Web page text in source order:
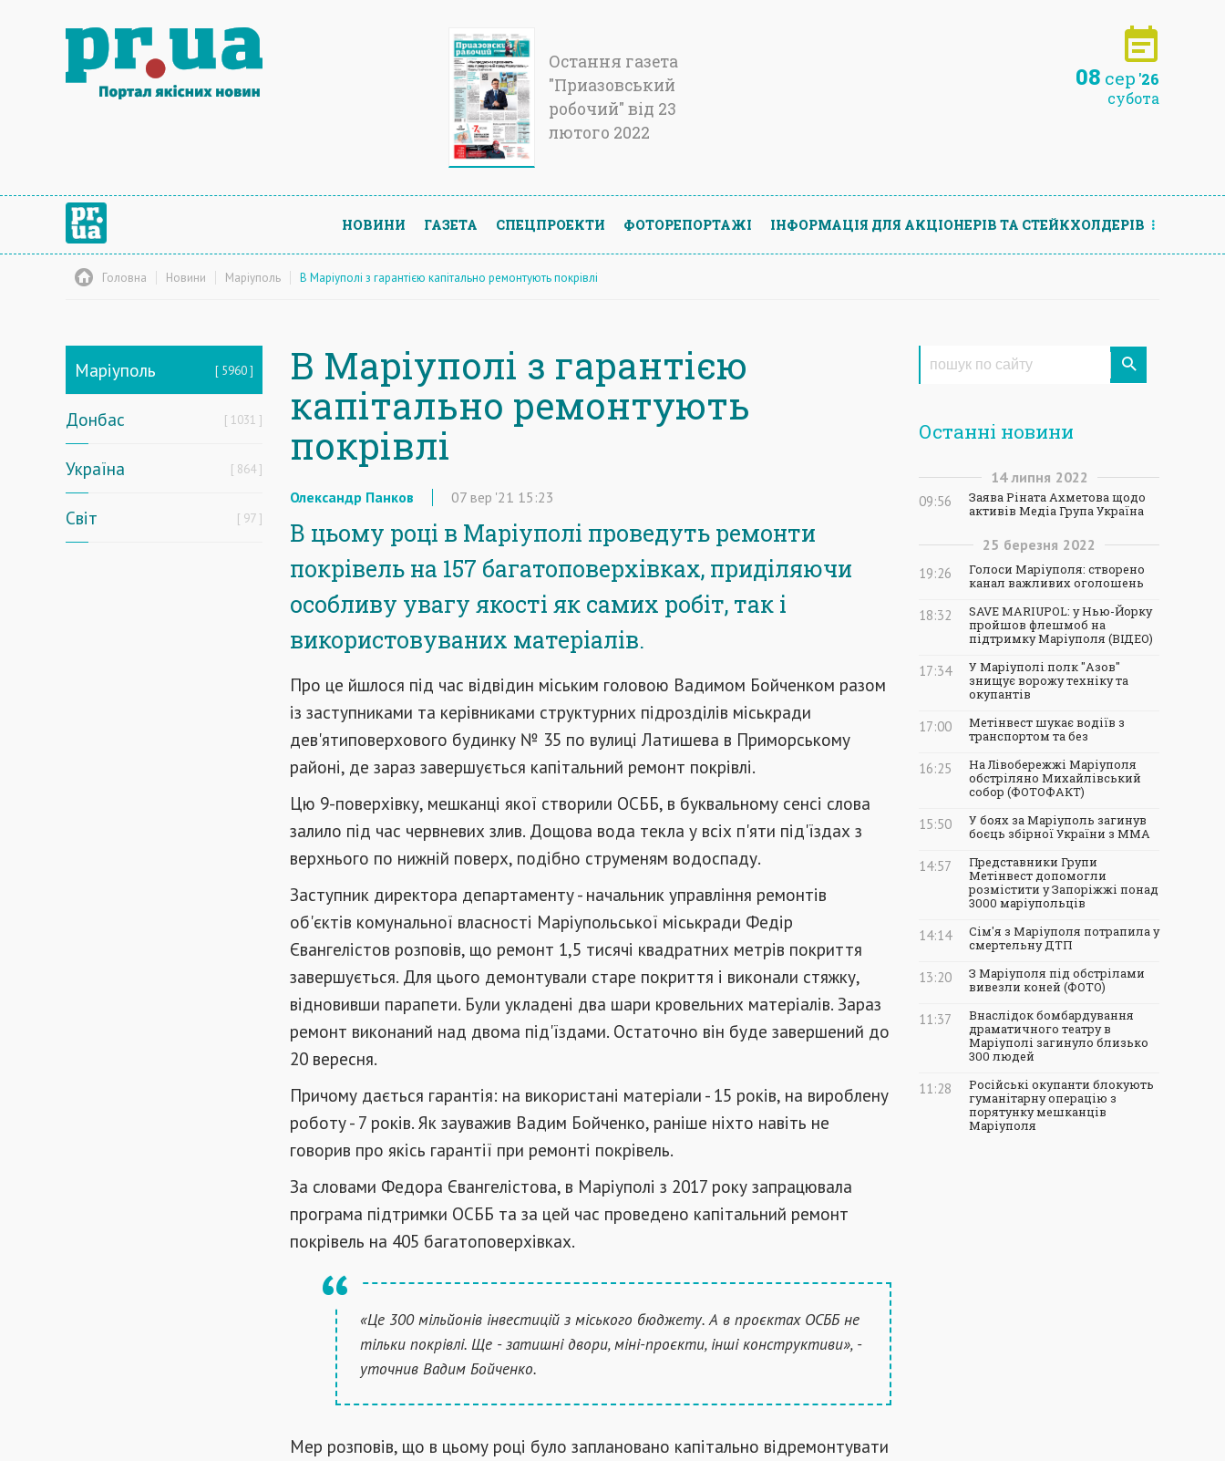
Остання газета
"Приазовський
робочий" від 23
лютого 2022
08 сер '26
субота
НОВИНИ ГАЗЕТА СПЕЦПРОЕКТИ ФОТОРЕПОРТАЖІ ІНФОРМАЦIЯ ДЛЯ АКЦIОНЕРIВ ТА СТЕЙКХОЛДЕРIВ
Головна Новини Маріуполь В Маріуполі з гарантією капітально ремонтують покрівлі
Маріуполь 5960
Донбас 1031
Україна 864
Світ 97
В Маріуполі з гарантією
капітально ремонтують
покрівлі
Олександр Панков 07 вер '21 15:23
В цьому році в Маріуполі проведуть ремонти
покрівель на 157 багатоповерхівках, приділяючи
особливу увагу якості як самих робіт, так і
використовуваних матеріалів.
Про це йшлося під час відвідин міським головою Вадимом Бойченком разом
із заступниками та керівниками структурних підрозділів міськради
дев'ятиповерхового будинку № 35 по вулиці Латишева в Приморському
районі, де зараз завершується капітальний ремонт покрівлі.
Цю 9-поверхівку, мешканці якої створили ОСББ, в буквальному сенсі слова
залило під час червневих злив. Дощова вода текла у всіх п'яти під'їздах з
верхнього по нижній поверх, подібно струменям водоспаду.
Заступник директора департаменту - начальник управління ремонтів
об'єктів комунальної власності Маріупольської міськради Федір
Євангелістов розповів, що ремонт 1,5 тисячі квадратних метрів покриття
завершується. Для цього демонтували старе покриття і виконали стяжку,
відновивши парапети. Були укладені два шари кровельних матеріалів. Зараз
ремонт виконаний над двома під'їздами. Остаточно він буде завершений до
20 вересня.
Причому дається гарантія: на використані матеріали - 15 років, на вироблену
роботу - 7 років. Як зауважив Вадим Бойченко, раніше ніхто навіть не
говорив про якісь гарантії при ремонті покрівель.
За словами Федора Євангелістова, в Маріуполі з 2017 року запрацювала
програма підтримки ОСББ та за цей час проведено капітальний ремонт
покрівель на 405 багатоповерхівках.
«Це 300 мільйонів інвестицій з міського бюджету. А в проєктах ОСББ не
тільки покрівлі. Ще - затишні двори, міні-проєкти, інші конструктиви», -
уточнив Вадим Бойченко.
Мер розповів, що в цьому році було заплановано капітально відремонтувати
Останні новини
14 липня 2022
09:56
Заява Ріната Ахметова щодо
активів Медіа Група Україна
25 березня 2022
19:26
Голоси Маріуполя: створено
канал важливих оголошень
18:32
SAVE MARIUPOL: у Нью-Йорку
пройшов флешмоб на
підтримку Маріуполя (ВІДЕО)
17:34
У Маріуполі полк "Азов"
знищує ворожу техніку та
окупантів
17:00
Метінвест шукає водіїв з
транспортом та без
16:25
На Лівобережжі Маріуполя
обстріляно Михайлівський
собор (ФОТОФАКТ)
15:50
У боях за Маріуполь загинув
боєць збірної України з ММА
14:57
Представники Групи
Метінвест допомогли
розмістити у Запоріжжі понад
3000 маріупольців
14:14
Сім'я з Маріуполя потрапила у
смертельну ДТП
13:20
З Маріуполя під обстрілами
вивезли коней (ФОТО)
11:37
Внаслідок бомбардування
драматичного театру в
Маріуполі загинуло близько
300 людей
11:28
Російські окупанти блокують
гуманітарну операцію з
порятунку мешканців
Маріуполя